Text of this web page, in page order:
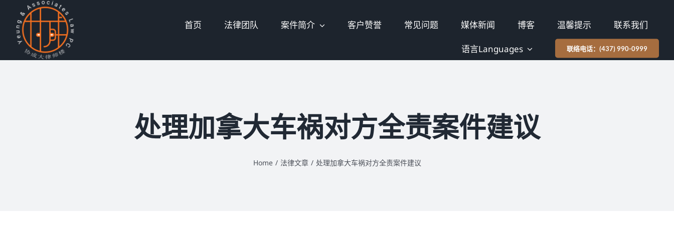
content
首页 法律团队 案件简介 客户赞誉 常见问题 媒体新闻 博客 温馨提示 联系我们
语言Languages 联络电话：(437) 990-0999
处理加拿大车祸对方全责案件建议
Home / 法律文章 / 处理加拿大车祸对方全责案件建议